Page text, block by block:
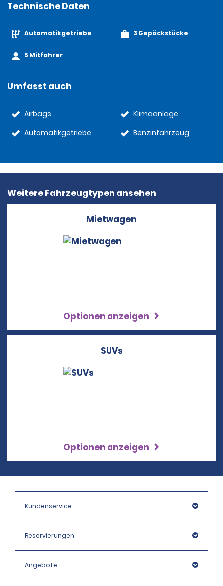
Technische Daten
Automatikgetriebe
5 Mitfahrer
3 Gepäckstücke
Umfasst auch
Airbags
Automatikgetriebe
Klimaanlage
Benzinfahrzeug
Weitere Fahrzeugtypen ansehen
Mietwagen
Optionen anzeigen
SUVs
Optionen anzeigen
Kundenservice
Reservierungen
Angebote